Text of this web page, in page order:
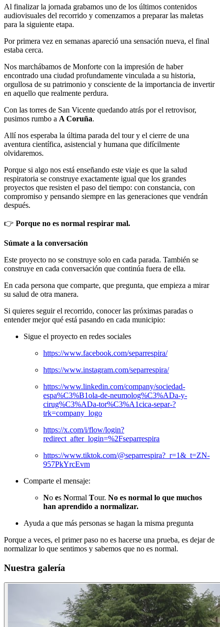
Al finalizar la jornada grabamos uno de los últimos contenidos
audiovisuales del recorrido y comenzamos a preparar las maletas
para la siguiente etapa.
Por primera vez en semanas apareció una sensación nueva, el final
estaba cerca.
Nos marchábamos de Monforte con la impresión de haber
encontrado una ciudad profundamente vinculada a su historia,
orgullosa de su patrimonio y consciente de la importancia de invertir
en aquello que realmente perdura.
Con las torres de San Vicente quedando atrás por el retrovisor,
pusimos rumbo a A Coruña.
Allí nos esperaba la última parada del tour y el cierre de una
aventura científica, asistencial y humana que difícilmente
olvidaremos.
Porque si algo nos está enseñando este viaje es que la salud
respiratoria se construye exactamente igual que los grandes
proyectos que resisten el paso del tiempo: con constancia, con
compromiso y pensando siempre en las generaciones que vendrán
después.
👉 Porque no es normal respirar mal.
Súmate a la conversación
Este proyecto no se construye solo en cada parada. También se
construye en cada conversación que continúa fuera de ella.
En cada persona que comparte, que pregunta, que empieza a mirar
su salud de otra manera.
Si quieres seguir el recorrido, conocer las próximas paradas o
entender mejor qué está pasando en cada municipio:
Sigue el proyecto en redes sociales
https://www.facebook.com/separrespira/
https://www.instagram.com/separrespira/
https://www.linkedin.com/company/sociedad-
espa%C3%B1ola-de-neumolog%C3%ADa-y-
cirug%C3%ADa-tor%C3%A1cica-separ-?
trk=company_logo
https://x.com/i/flow/login?
redirect_after_login=%2Fseparrespira
https://www.tiktok.com/@separrespira?_r=1&_t=ZN-
957PkYrcEvm
Comparte el mensaje:
No es Normal Tour. No es normal lo que muchos
han aprendido a normalizar.
Ayuda a que más personas se hagan la misma pregunta
Porque a veces, el primer paso no es hacerse una prueba, es dejar de
normalizar lo que sentimos y sabemos que no es normal.
Nuestra galería